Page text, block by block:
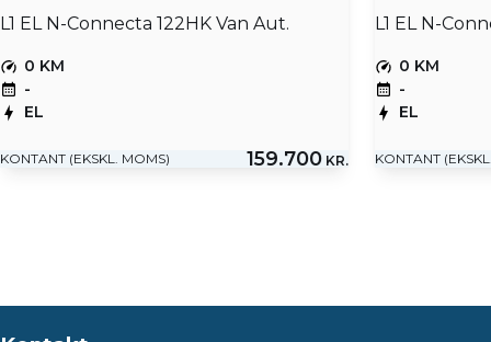
L1 EL N-Connecta 122HK Van Aut.
0 KM
-
EL
KONTANT (EKSKL. MOMS) 159.700 KR.
L1 EL N-
0 KM
-
EL
KONTANT